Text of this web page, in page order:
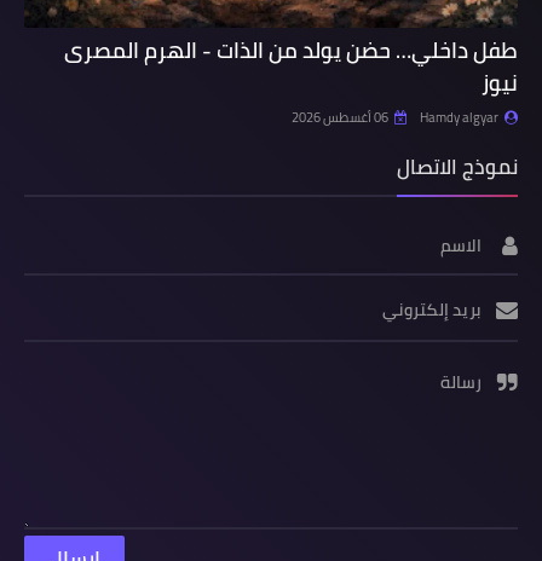
طفل داخلي… حضن يولد من الذات - الهرم المصرى
نيوز
Hamdy algyar 06 أغسطس 2026
نموذج الاتصال
الاسم
بريد إلكتروني
رسالة